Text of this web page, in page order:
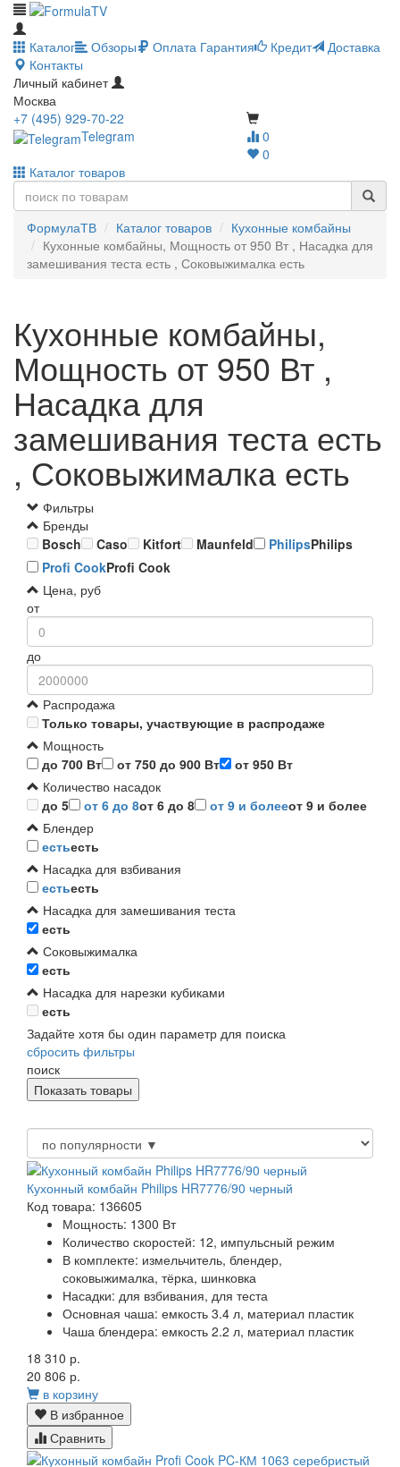
Каталог Обзоры Оплата Гарантия Кредит
Доставка
Контакты
Личный кабинет
Москва
0
0
+7 (495) 929-70-22
Telegram
Каталог товаров
ФормулаТВ Каталог товаров
Кухонные комбайны
Кухонные комбайны, Мощность от 950 Вт , Насадка для
замешивания теста есть , Соковыжималка есть
Кухонные комбайны,
Мощность от 950 Вт ,
Насадка для
замешивания теста есть
, Соковыжималка есть
Фильтры
Бренды
Bosch
Caso Kitfort Maunfeld PhilipsPhilips
Profi CookProfi Cook
Цена, руб
от
до
Распродажа
Только товары, участвующие в распродаже
Мощность
до 700 Вт
от 750 до 900 Вт
от 950 Вт
Количество насадок
до 5
от 6 до 8от 6 до 8 от 9 и болееот 9 и более
Блендер
естьесть
Насадка для взбивания
естьесть
Насадка для замешивания теста
есть
Соковыжималка
есть
Насадка для нарезки кубиками
есть
Задайте хотя бы один параметр для поиска
сбросить фильтры
поиск
Кухонный комбайн Philips HR7776/90 черный
Код товара: 136605
Мощность: 1300 Вт
Количество скоростей: 12, импульсный режим
В комплекте: измельчитель, блендер,
соковыжималка, тёрка, шинковка
Насадки: для взбивания, для теста
Основная чаша: емкость 3.4 л, материал пластик
Чаша блендера: емкость 2.2 л, материал пластик
18 310 р.
20 806 р.
в корзину
В избранное
Сравнить